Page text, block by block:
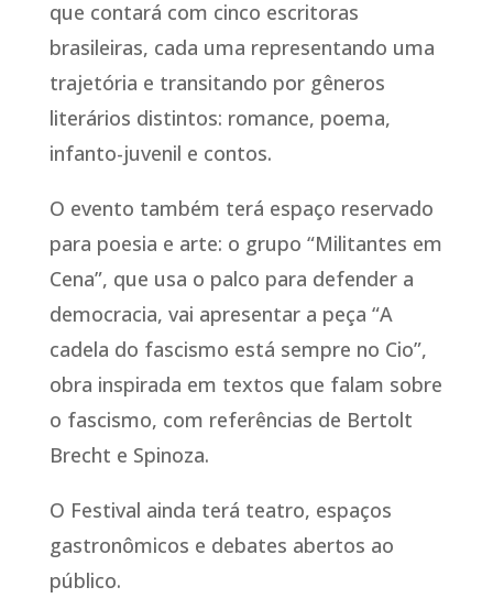
que contará com cinco escritoras
brasileiras, cada uma representando uma
trajetória e transitando por gêneros
literários distintos: romance, poema,
infanto-juvenil e contos.
O evento também terá espaço reservado
para poesia e arte: o grupo “Militantes em
Cena”, que usa o palco para defender a
democracia, vai apresentar a peça “A
cadela do fascismo está sempre no Cio”,
obra inspirada em textos que falam sobre
o fascismo, com referências de Bertolt
Brecht e Spinoza.
O Festival ainda terá teatro, espaços
gastronômicos e debates abertos ao
público.